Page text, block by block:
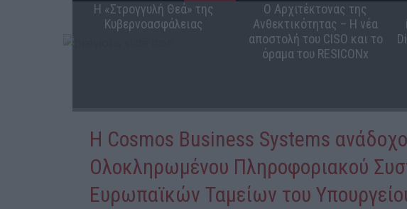
Η «Στρογγυλή Θεά» της
Κυβερνοασφάλειας
Ο Αρχιτέκτονας της
Ανθεκτικότητας – Η νέα
αποστολή του CISO και το
όραμα του RESICONx
Η Cosmos Business Systems
Ολοκληρωμένου Πληροφοριακού
Ευρωπαϊκών Ταμείων του